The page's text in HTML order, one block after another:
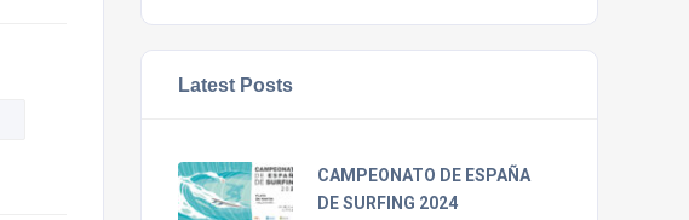
Latest Posts
CAMPEONATO DE ESPAÑA
DE SURFING 2024